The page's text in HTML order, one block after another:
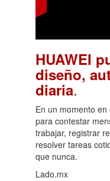
HUAWEI
diseño,
diaria.
En un momento
para contestar
trabajar, registrar
resolver tareas
que nunca.
Lado.mx